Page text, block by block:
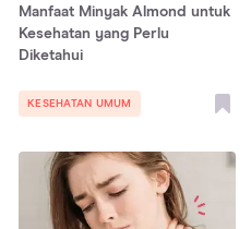
Manfaat Minyak Almond untuk
Kesehatan yang Perlu
Diketahui
KESEHATAN UMUM